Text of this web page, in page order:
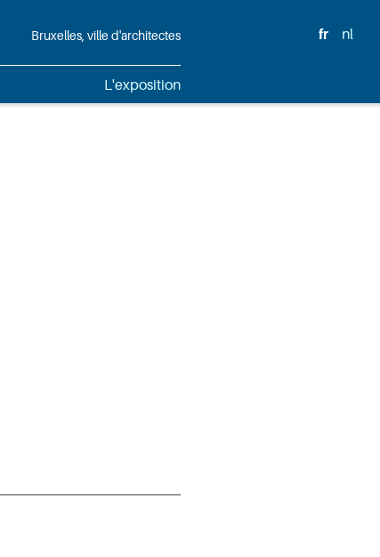
Bruxelles, ville d'architectes
L'exposition
fr nl